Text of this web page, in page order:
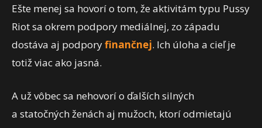
Ešte menej sa hovorí o tom, že aktivitám typu Pussy
Riot sa okrem podpory mediálnej, zo západu
dostáva aj podporyfinančnej. Ich úloha a cieľ je
totiž viac ako jasná.
A už vôbec sa nehovorí o ďalších silných
a statočných ženách aj mužoch, ktorí odmietajú